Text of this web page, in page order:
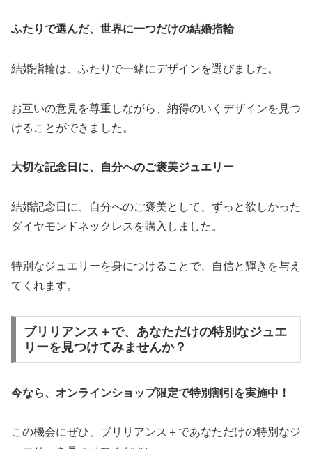
ふたりで選んだ、世界に一つだけの結婚指輪
結婚指輪は、ふたりで一緒にデザインを選びました。
お互いの意見を尊重しながら、納得のいくデザインを見つ
けることができました。
大切な記念日に、自分へのご褒美ジュエリー
結婚記念日に、自分へのご褒美として、ずっと欲しかった
ダイヤモンドネックレスを購入しました。
特別なジュエリーを身につけることで、自信と輝きを与え
てくれます。
ブリリアンス＋で、あなただけの特別なジュエ
リーを見つけてみませんか？
今なら、オンラインショップ限定で特別割引を実施中！
この機会にぜひ、ブリリアンス＋であなただけの特別なジ